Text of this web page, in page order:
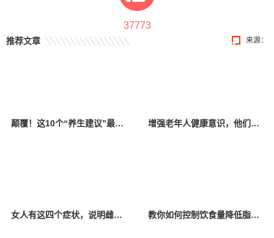
37773
来源：
推荐文章
颠覆！这10个“养生建议”最好别信，当心越养越病！ 增强老年人健康意识，他们为居民普及养生知识
女人有这四个症状，说明雌激素低！常吃这4种食物，补充雌激素 教你如何控制饮食量降低脂肪肝风险